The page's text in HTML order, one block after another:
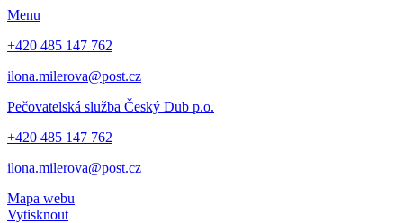
Menu
+420 485 147 762
ilona.milerova@post.cz
Pečovatelská služba Český Dub p.o.
+420 485 147 762
ilona.milerova@post.cz
Mapa webu
Vytisknout